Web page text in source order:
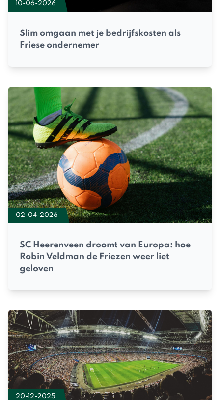
10-06-2026
Slim omgaan met je bedrijfskosten als
Friese ondernemer
02-04-2026
SC Heerenveen droomt van Europa: hoe
Robin Veldman de Friezen weer liet
geloven
20-12-2025